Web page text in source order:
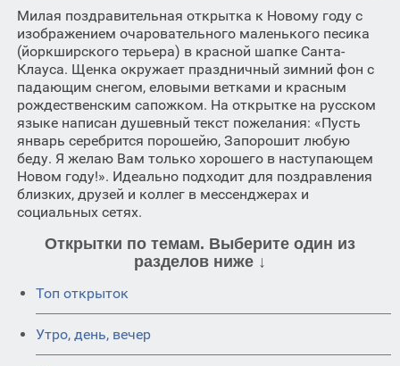
Милая поздравительная открытка к Новому году с
изображением очаровательного маленького песика
(йоркширского терьера) в красной шапке Санта-
Клауса. Щенка окружает праздничный зимний фон с
падающим снегом, еловыми ветками и красным
рождественским сапожком. На открытке на русском
языке написан душевный текст пожелания: «Пусть
январь серебрится порошейю, Запорошит любую
беду. Я желаю Вам только хорошего в наступающем
Новом году!». Идеально подходит для поздравления
близких, друзей и коллег в мессенджерах и
социальных сетях.
Открытки по темам. Выберите один из
разделов ниже ↓
Топ открыток
Утро, день, вечер